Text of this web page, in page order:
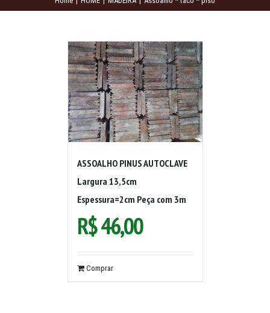
ASSOALHO PINUS AUTOCLAVE
Largura 13,5cm
Espessura=2cm Peça com 3m
R$46,00
Comprar